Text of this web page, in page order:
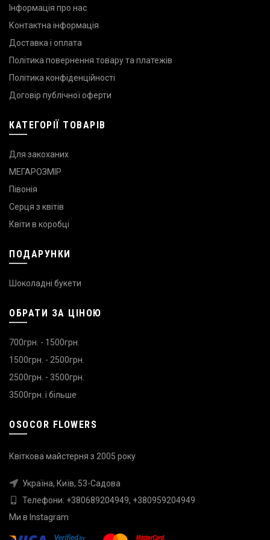
Інформація про нас
Контактна інформація
Доставка і оплата
Політика повернення товару та платежів
Політика конфіденційності
Договір публічної оферти
КАТЕГОРІЇ ТОВАРІВ
Для закоханих
МЕГАРОЗМІР
Півонія
Серця з квітів
Квіти в коробці
ПОДАРУНКИ
Шоколадні букети
ОБРАТИ ЗА ЦІНОЮ
700грн. - 1500грн.
1500грн. - 2500грн.
2500грн. - 3500грн.
3500грн. і більше
OSOCOR FLOWERS
Квіткова майстерня з 2005 року
Україна, Київ, 53-Садова
Телефони: +380689204949, +380959204949
Ми в Instagram